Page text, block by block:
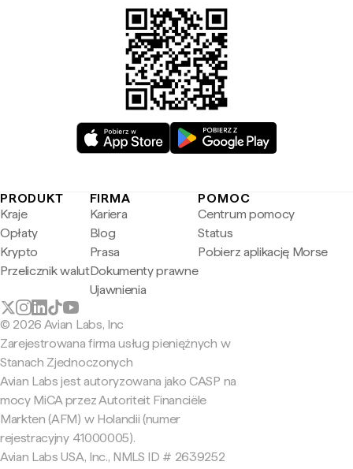
PRODUKT
Kraje
Opłaty
Krypto
Przelicznik walut
FIRMA
Kariera
Blog
Prasa
Dokumenty prawne
Ujawnienia
POMOC
Centrum pomocy
Status
Pobierz aplikację Morse
© 2026 Avian Labs, Inc
Zarejestrowana firma usług pieniężnych w
Stanach Zjednoczonych
Avian Labs jest autoryzowana jako CASP na
mocy MiCA przez Autoriteit Financiële
Markten (AFM) w Holandii (numer
rejestracyjny 41000005).
Avian Labs USA, Inc., NMLS ID # 2639252